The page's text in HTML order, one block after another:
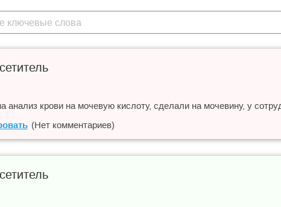
анализ крови на мочевую кислоту, сделали на мочевину, у
(Нет комментариев)